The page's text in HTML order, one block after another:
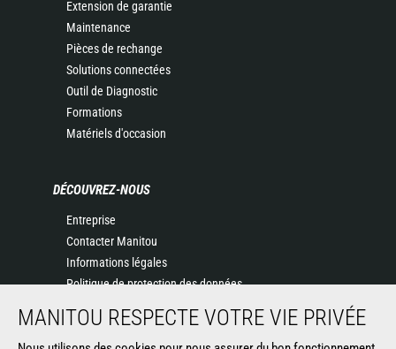
Extension de garantie
Maintenance
Pièces de rechange
Solutions connectées
Outil de Diagnostic
Formations
Matériels d'occasion
DÉCOUVREZ-NOUS
Entreprise
Contacter Manitou
Informations légales
Politique de protection des données
Actualités
MANITOU RESPECTE VOTRE VIE PRIVÉE